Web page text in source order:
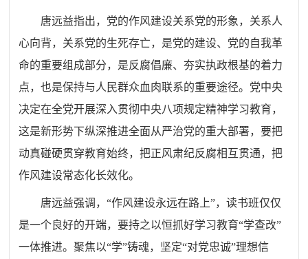
唐远益指出，党的作风建设关系党的形象，关系人
心向背，关系党的生死存亡，是党的建设、党的自我革
命的重要组成部分，是反腐倡廉、夯实执政根基的着力
点，也是保持与人民群众血肉联系的重要途径。党中央
决定在全党开展深入贯彻中央八项规定精神学习教育，
这是新形势下纵深推进全面从严治党的重大部署，要把
动真碰硬贯穿教育始终，把正风肃纪反腐相互贯通，把
作风建设常态化长效化。
唐远益强调，“作风建设永远在路上”，读书班仅仅
是一个良好的开端，要持之以恒抓好学习教育“学查改”
一体推进。聚焦以“学”铸魂，坚定“对党忠诚”理想信